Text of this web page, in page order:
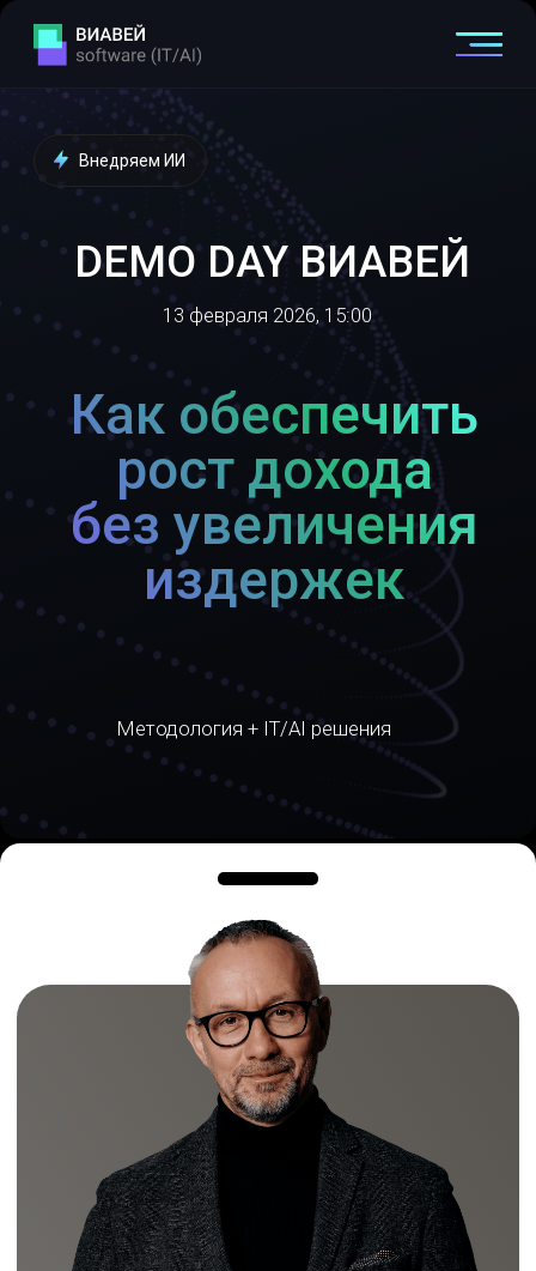
Методология + IT/AI решения
13 февраля 2026, 15:00
Внедряем ИИ
DEMO DAY ВИАВЕЙ
Как обеспечить
рост дохода
без увеличения
издержек
Константин Холстинин
Эксперт по работе с инновациями и проектами
корпоративной трансформации.
Более 15 лет практического опыта в консалтинге и
обучению работы с инновациями.
Работал в проектах известных российских и
иностранных компаний.
Директор по развитию бренда ВИАВЕЙ software (IT/AI)
Автор методологии Client Layer Management (CLM)